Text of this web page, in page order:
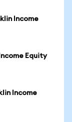
Income
Equity
Income